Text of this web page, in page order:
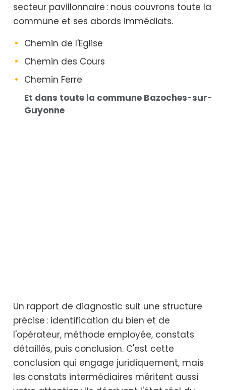
secteur pavillonnaire : nous couvrons toute la
commune et ses abords immédiats.
Chemin de l'Eglise
Chemin des Cours
Chemin Ferre
Et dans toute la commune Bazoches-sur-
Guyonne
Un rapport de diagnostic suit une structure
précise : identification du bien et de
l'opérateur, méthode employée, constats
détaillés, puis conclusion. C'est cette
conclusion qui engage juridiquement, mais
les constats intermédiaires méritent aussi